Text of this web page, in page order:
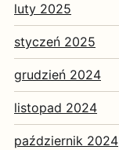
luty 2025
styczeń 2025
grudzień 2024
listopad 2024
październik 2024